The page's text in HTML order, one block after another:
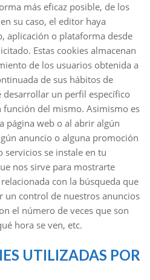
más eficaz posible, de los
su caso, el editor haya
aplicación o plataforma desde
Estas cookies almacenan
de los usuarios obtenida a
de sus hábitos de
un perfil específico
del mismo. Asimismo es
página web o al abrir algún
anuncio o alguna promoción
se instale en tu
nos sirve para mostrarte
con la búsqueda que
un control de nuestros anuncios
el número de veces que son
hora se ven, etc.
UTILIZADAS POR